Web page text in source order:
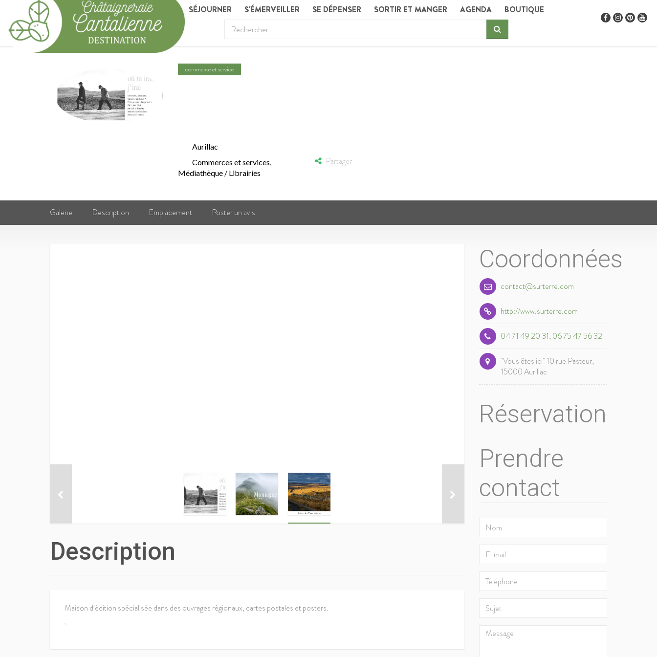
SÉJOURNER S'ÉMERVEILLER SE DÉPENSER SORTIR ET MANGER AGENDA BOUTIQUE
commerce et service
Aurillac
Commerces et services,
Médiathèque / Librairies
Partager
Galerie Description Emplacement Poster un avis
Description
Maison d’édition spécialisée dans des ouvrages régionaux, cartes postales et posters.
Coordonnées
contact@surterre.com
http://www.surterre.com
04 71 49 20 31, 06 75 47 56 32
"Vous êtes ici" 10 rue Pasteur,
15000 Aurillac
Réservation
Prendre
contact